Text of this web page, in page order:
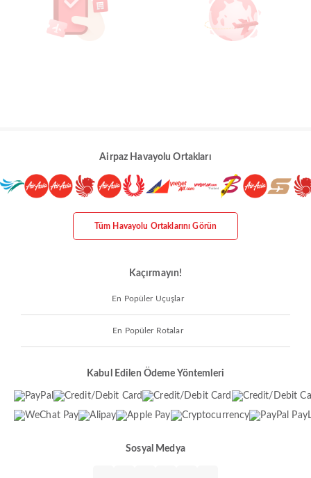
Airpaz Havayolu Ortakları
Tüm Havayolu Ortaklarını Görün
Kaçırmayın!
En Popüler Uçuşlar
En Popüler Rotalar
Kabul Edilen Ödeme Yöntemleri
Sosyal Medya